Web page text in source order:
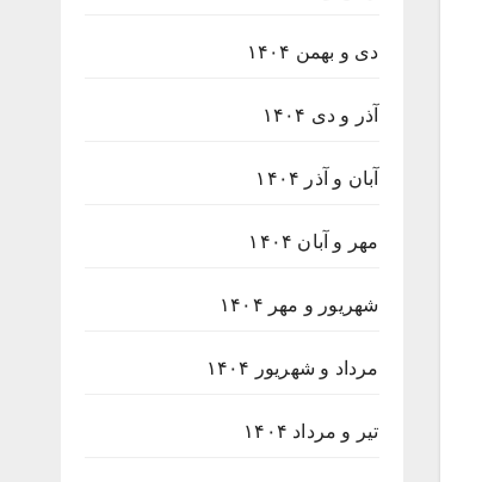
دی و بهمن ۱۴۰۴
آذر و دی ۱۴۰۴
آبان و آذر ۱۴۰۴
مهر و آبان ۱۴۰۴
شهریور و مهر ۱۴۰۴
مرداد و شهریور ۱۴۰۴
تیر و مرداد ۱۴۰۴